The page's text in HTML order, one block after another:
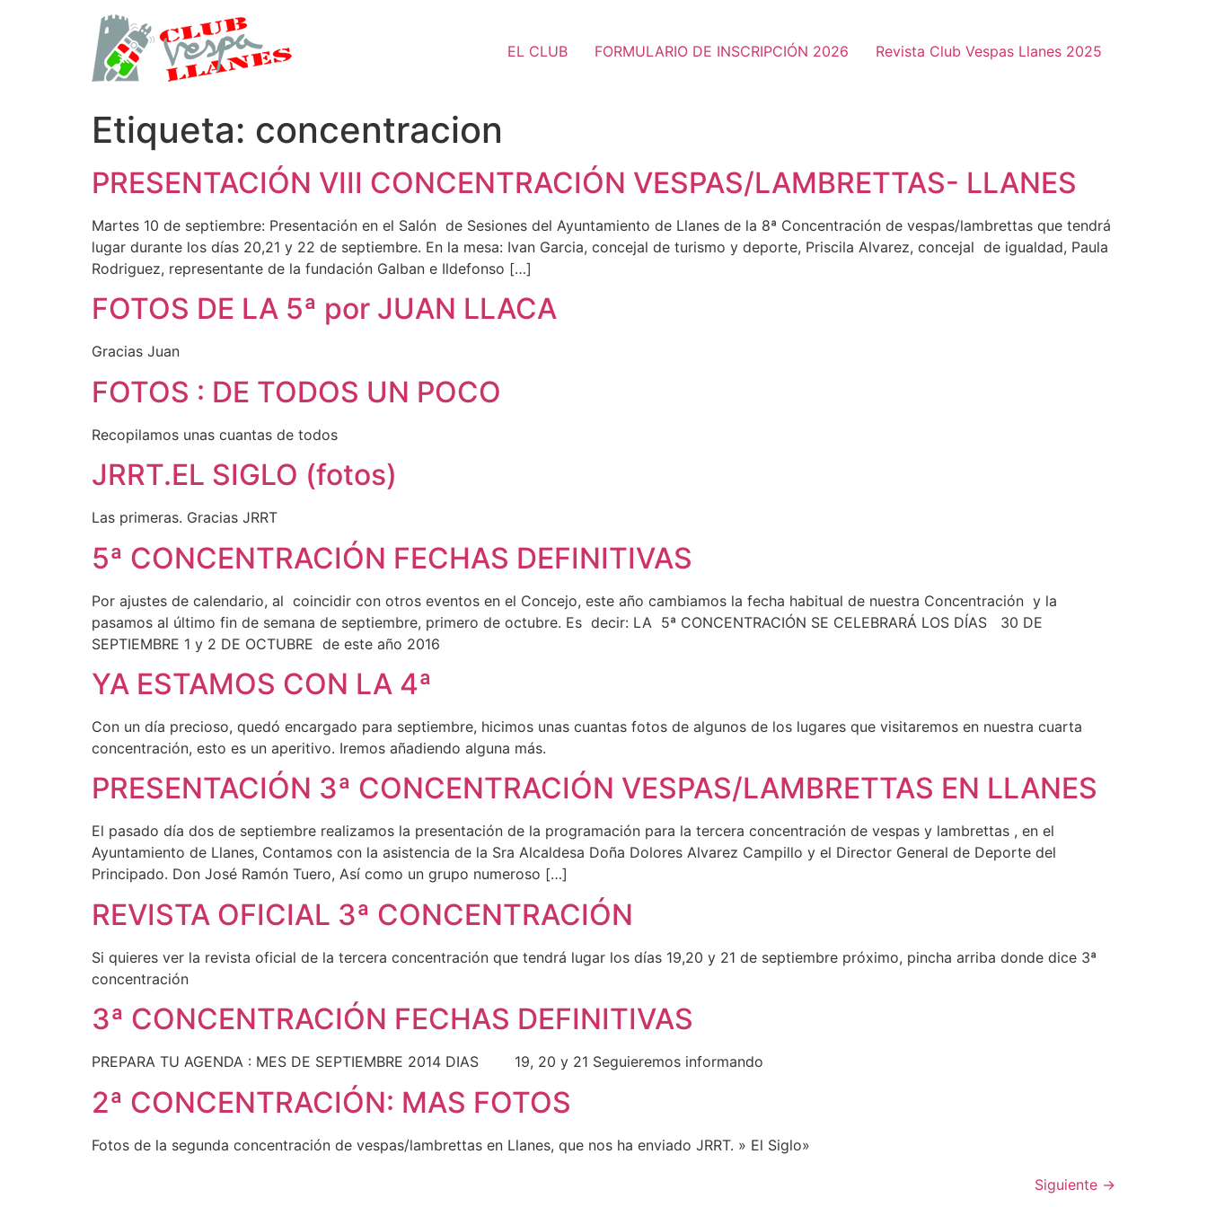
EL CLUB FORMULARIO DE INSCRIPCIÓN 2026 Revista Club Vespas Llanes 2025
Etiqueta: concentracion
PRESENTACIÓN VIII CONCENTRACIÓN VESPAS/LAMBRETTAS- LLANES
Martes 10 de septiembre: Presentación en el Salón de Sesiones del Ayuntamiento de Llanes de la 8ª Concentración de vespas/lambrettas que tendrá
lugar durante los días 20,21 y 22 de septiembre. En la mesa: Ivan Garcia, concejal de turismo y deporte, Priscila Alvarez, concejal de igualdad, Paula
Rodriguez, representante de la fundación Galban e Ildefonso […]
FOTOS DE LA 5ª por JUAN LLACA
Gracias Juan
FOTOS : DE TODOS UN POCO
Recopilamos unas cuantas de todos
JRRT.EL SIGLO (fotos)
Las primeras. Gracias JRRT
5ª CONCENTRACIÓN FECHAS DEFINITIVAS
Por ajustes de calendario, al coincidir con otros eventos en el Concejo, este año cambiamos la fecha habitual de nuestra Concentración y la
pasamos al último fin de semana de septiembre, primero de octubre. Es decir: LA 5ª CONCENTRACIÓN SE CELEBRARÁ LOS DÍAS 30 DE
SEPTIEMBRE 1 y 2 DE OCTUBRE de este año 2016
YA ESTAMOS CON LA 4ª
Con un día precioso, quedó encargado para septiembre, hicimos unas cuantas fotos de algunos de los lugares que visitaremos en nuestra cuarta
concentración, esto es un aperitivo. Iremos añadiendo alguna más.
PRESENTACIÓN 3ª CONCENTRACIÓN VESPAS/LAMBRETTAS EN LLANES
El pasado día dos de septiembre realizamos la presentación de la programación para la tercera concentración de vespas y lambrettas , en el
Ayuntamiento de Llanes, Contamos con la asistencia de la Sra Alcaldesa Doña Dolores Alvarez Campillo y el Director General de Deporte del
Principado. Don José Ramón Tuero, Así como un grupo numeroso […]
REVISTA OFICIAL 3ª CONCENTRACIÓN
Si quieres ver la revista oficial de la tercera concentración que tendrá lugar los días 19,20 y 21 de septiembre próximo, pincha arriba donde dice 3ª
concentración
3ª CONCENTRACIÓN FECHAS DEFINITIVAS
PREPARA TU AGENDA : MES DE SEPTIEMBRE 2014 DIAS 19, 20 y 21 Seguieremos informando
2ª CONCENTRACIÓN: MAS FOTOS
Fotos de la segunda concentración de vespas/lambrettas en Llanes, que nos ha enviado JRRT. » El Siglo»
Siguiente →